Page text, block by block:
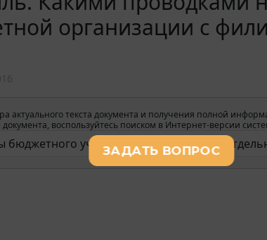
организации с
актуального текста документа и получения полной
воспользуйтесь поиском в Интернет-версии